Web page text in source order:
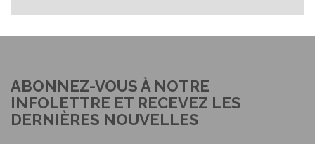
ABONNEZ-VOUS À NOTRE
INFOLETTRE ET RECEVEZ LES
DERNIÈRES NOUVELLES